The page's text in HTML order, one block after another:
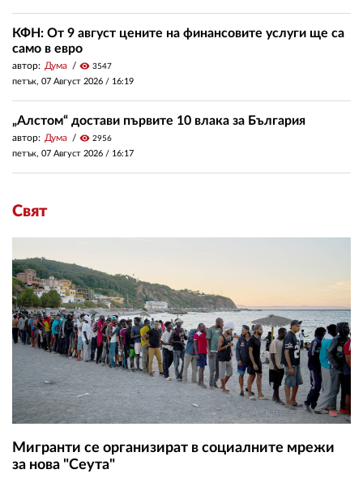
КФН: От 9 август цените на финансовите услуги ще са
само в евро
автор: Дума visibility 3547
петък, 07 Август 2026 / 16:19
„Алстом“ достави първите 10 влака за България
автор: Дума visibility 2956
петък, 07 Август 2026 / 16:17
Свят
Мигранти се организират в социалните мрежи
за нова "Сеута"